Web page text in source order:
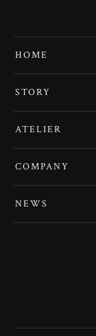
HOME
STORY
ATELIER
COMPANY
NEWS